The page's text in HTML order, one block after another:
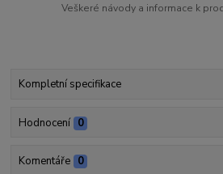
Veškeré návody a informace k
Kompletní specifikace
Hodnocení 0
Komentáře 0